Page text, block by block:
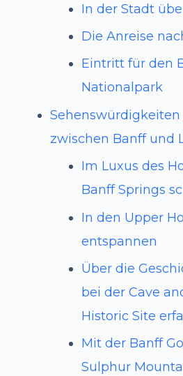
In der Stadt
Die Anreise
Eintritt für den
Nationalpark
Sehenswürdigkeiten
zwischen Banff und
Im Luxus des
Banff Springs
In den Upper
entspannen
Über die
bei der Cave
Historic Site
Mit der Banff
Sulphur